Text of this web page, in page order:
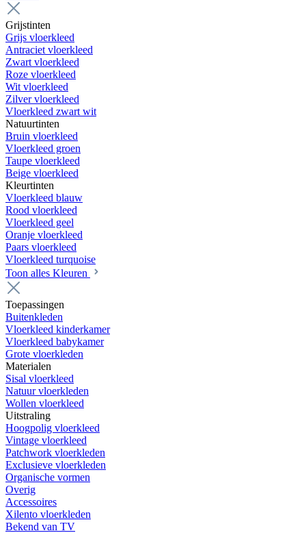
Grijstinten
Grijs vloerkleed
Antraciet vloerkleed
Zwart vloerkleed
Roze vloerkleed
Wit vloerkleed
Zilver vloerkleed
Vloerkleed zwart wit
Natuurtinten
Bruin vloerkleed
Vloerkleed groen
Taupe vloerkleed
Beige vloerkleed
Kleurtinten
Vloerkleed blauw
Rood vloerkleed
Vloerkleed geel
Oranje vloerkleed
Paars vloerkleed
Vloerkleed turquoise
Toon alles Kleuren
Toepassingen
Buitenkleden
Vloerkleed kinderkamer
Vloerkleed babykamer
Grote vloerkleden
Materialen
Sisal vloerkleed
Natuur vloerkleden
Wollen vloerkleed
Uitstraling
Hoogpolig vloerkleed
Vintage vloerkleed
Patchwork vloerkleden
Exclusieve vloerkleden
Organische vormen
Overig
Accessoires
Xilento vloerkleden
Bekend van TV